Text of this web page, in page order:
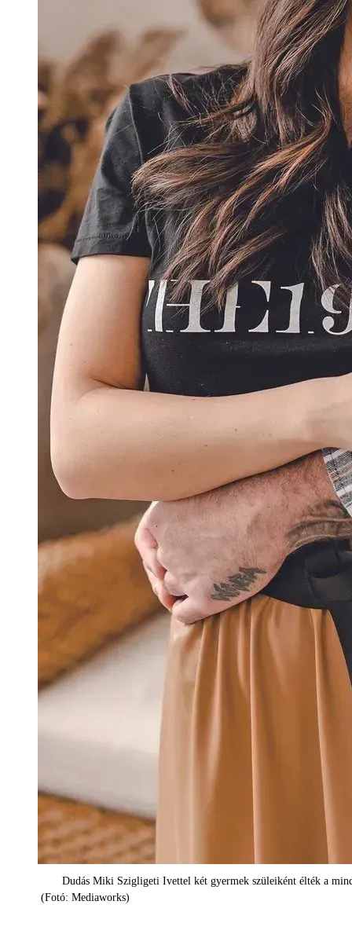
Dudás Miki Szigligeti Ivettel két gyermek szüleiként élték a
(Fotó: Mediaworks)